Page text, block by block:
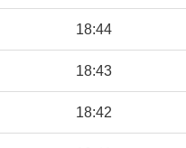
18:44
18:43
18:42